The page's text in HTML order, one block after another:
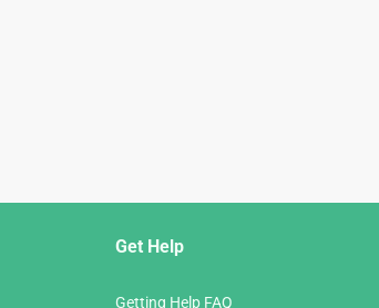
Get Help
Getting Help FAQ